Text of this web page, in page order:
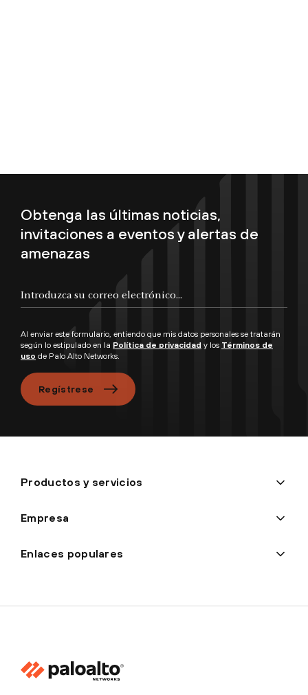
Obtenga las últimas noticias,
invitaciones a eventos y alertas de
amenazas
Al enviar este formulario, entiendo que mis datos personales se tratarán
según lo estipulado en la Política de privacidad y los Términos de
uso de Palo Alto Networks.
Regístrese
Productos y servicios
Empresa
Enlaces populares